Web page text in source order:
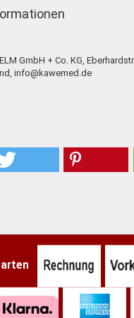
GmbH + Co. KG,
info@kawemed.de